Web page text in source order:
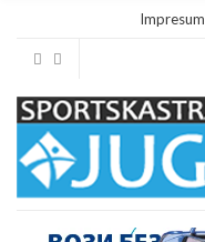
Impresum